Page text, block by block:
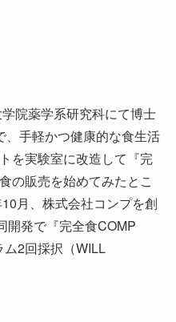
院薬学系研究科にて博士
手軽かつ健康的な食生活
を実験室に改造して『完
の販売を始めてみたとこ
月、株式会社コンプを創
開発で『完全食COMP
2回採択（WILL